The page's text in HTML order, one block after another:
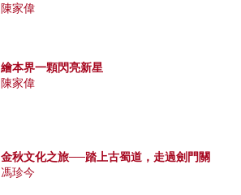
陳家偉
繪本界一顆閃亮新星
陳家偉
金秋文化之旅──踏上古蜀道，走過劍門關
馮珍今